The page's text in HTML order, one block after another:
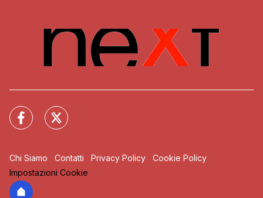
Chi Siamo Contatti Privacy Policy
Cookie Policy
Impostazioni Cookie